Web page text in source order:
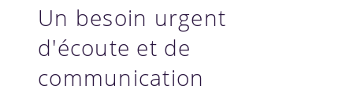
Un besoin urgent
d'écoute et de
communication